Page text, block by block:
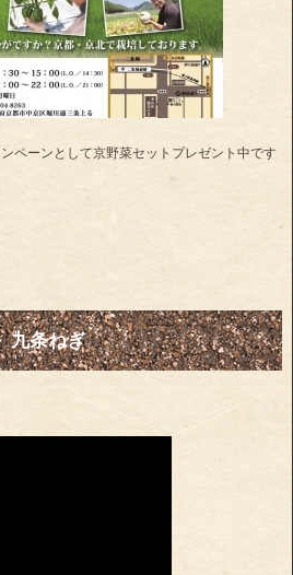
ペーンとして京野菜セットプレゼント中です
九条ねぎ